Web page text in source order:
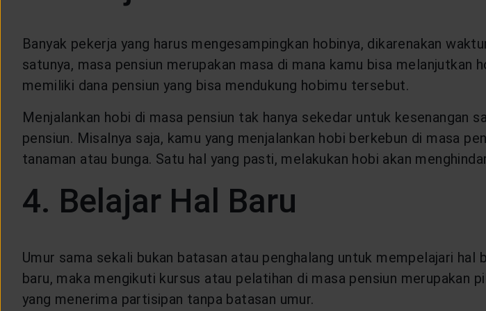
Banyak pekerja yang harus mengesampingkan hobinya, dikarenakan
satunya, masa pensiun merupakan masa di mana kamu bisa
memiliki dana pensiun yang bisa mendukung hobimu tersebut.
Menjalankan hobi di masa pensiun tak hanya sekedar untuk kesenangan
pensiun. Misalnya saja, kamu yang menjalankan hobi berkebun di masa
tanaman atau bunga. Satu hal yang pasti, melakukan hobi akan
4. Belajar Hal Baru
Umur sama sekali bukan batasan atau penghalang untuk mempelajari
baru, maka mengikuti kursus atau pelatihan di masa pensiun merupakan
yang menerima partisipan tanpa batasan umur.